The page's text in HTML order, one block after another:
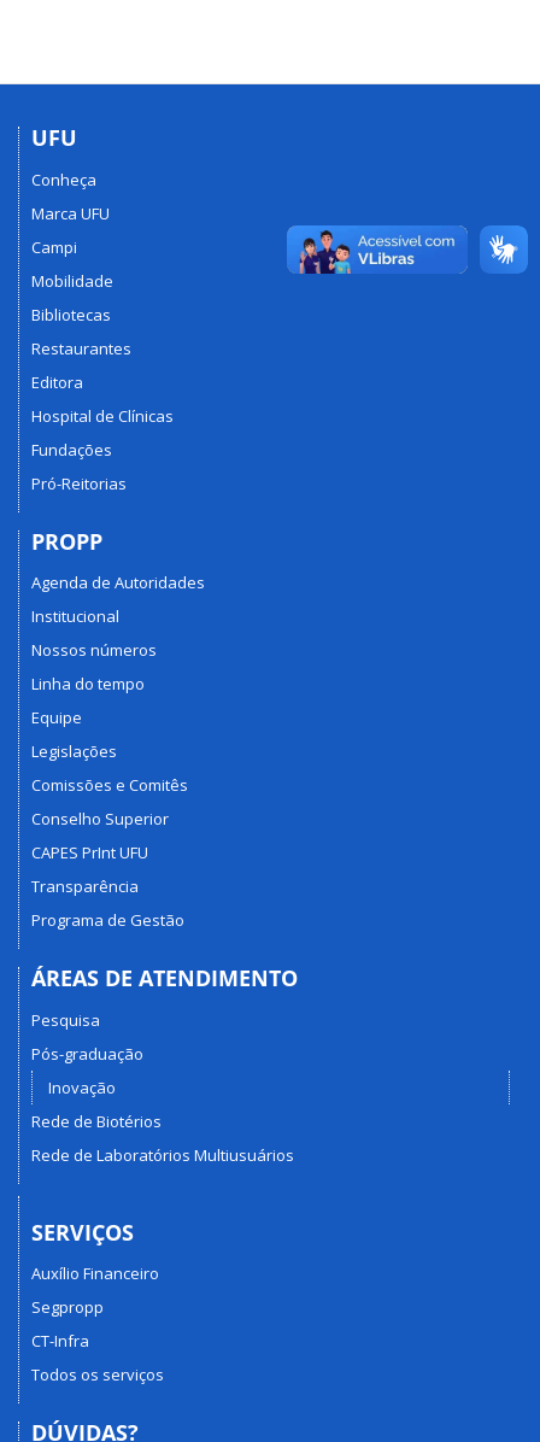
UFU
Conheça
Marca UFU
Campi
Mobilidade
Bibliotecas
Restaurantes
Editora
Hospital de Clínicas
Fundações
Pró-Reitorias
PROPP
Agenda de Autoridades
Institucional
Nossos números
Linha do tempo
Equipe
Legislações
Comissões e Comitês
Conselho Superior
CAPES PrInt UFU
Transparência
Programa de Gestão
ÁREAS DE ATENDIMENTO
Pesquisa
Pós-graduação
Inovação
Rede de Biotérios
Rede de Laboratórios Multiusuários
SERVIÇOS
Auxílio Financeiro
Segpropp
CT-Infra
Todos os serviços
DÚVIDAS?